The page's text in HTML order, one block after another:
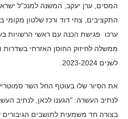
המסים, ערן יעקב, המשנה למנכ"ל
התקציבים, צחי דוד ורכז שלטון
ערכו פגישת הכנה עם ראשי הרשויות
ממשלה לחיזוק החוסן האזרחי בשדרות
לשנים 2023-2024.
את הסיור שלו בעוטף החל השר
לנתיב העשרה: "הגענו לכאן, לנתיב
בצורה חד משמעית לתושבים הגיבורים